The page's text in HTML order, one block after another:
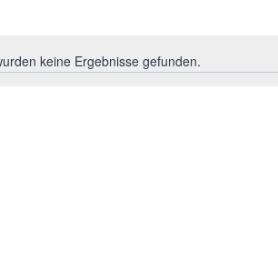
Hinweis
keine Ergebnisse gefunden.